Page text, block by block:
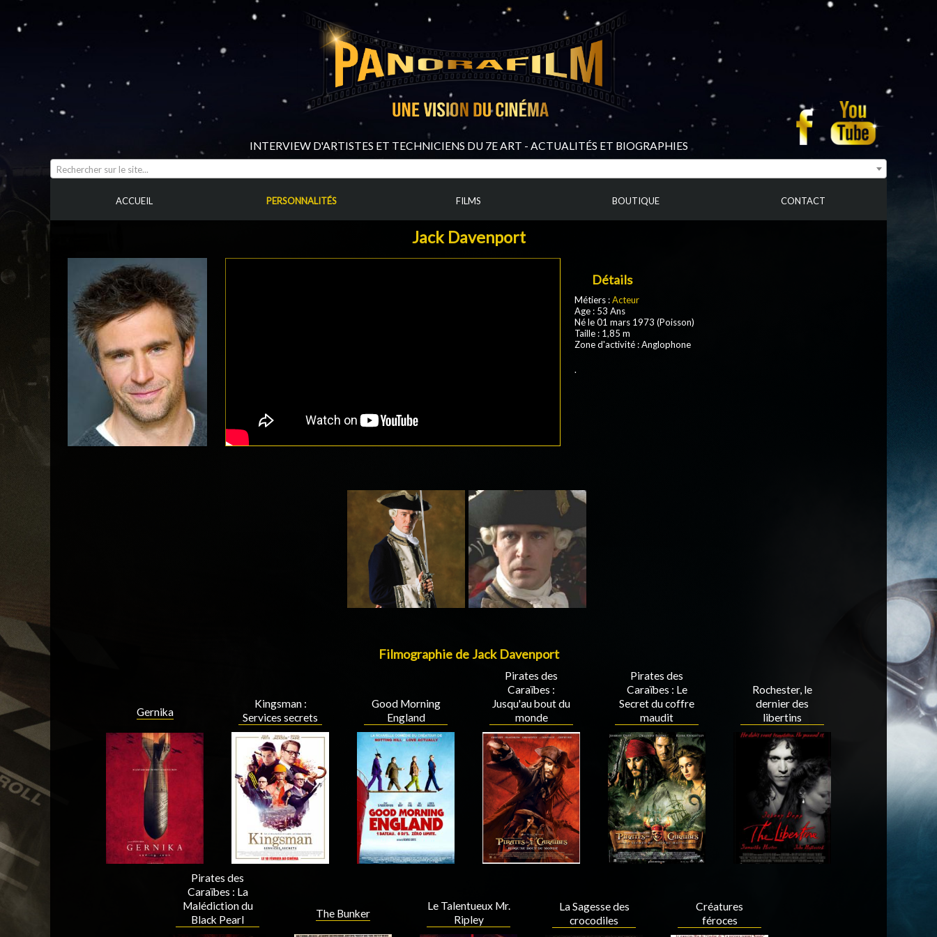
INTERVIEW D'ARTISTES ET TECHNICIENS DU 7E ART - ACTUALITÉS ET BIOGRAPHIES
Rechercher sur le site...
ACCUEIL PERSONNALITÉS FILMS BOUTIQUE CONTACT
Jack Davenport
Détails
Métiers :Acteur
Age : 53 Ans
Né le 01 mars 1973 (Poisson)
Taille : 1,85 m
Zone d'activité : Anglophone
.
Filmographie de Jack Davenport
Gernika
Kingsman :
Services secrets
Good Morning
England
Pirates des
Caraïbes :
Jusqu'au bout du
monde
Pirates des
Caraïbes : Le
Secret du coffre
maudit
Rochester, le
dernier des
libertins
Pirates des
Caraïbes : La
Malédiction du
Black Pearl
The Bunker
Le Talentueux Mr.
Ripley
La Sagesse des
crocodiles
Créatures
féroces